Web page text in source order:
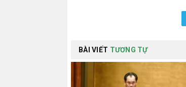
BÀI VIẾT TƯƠNG TỰ